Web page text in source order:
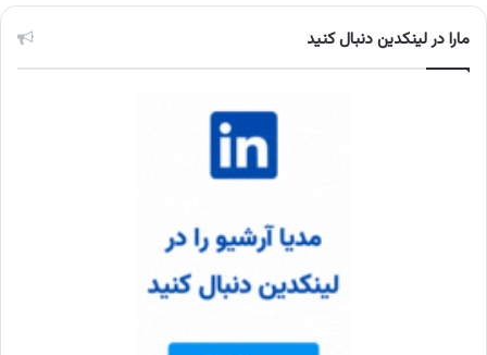
مارا در لینکدین دنبال کنید